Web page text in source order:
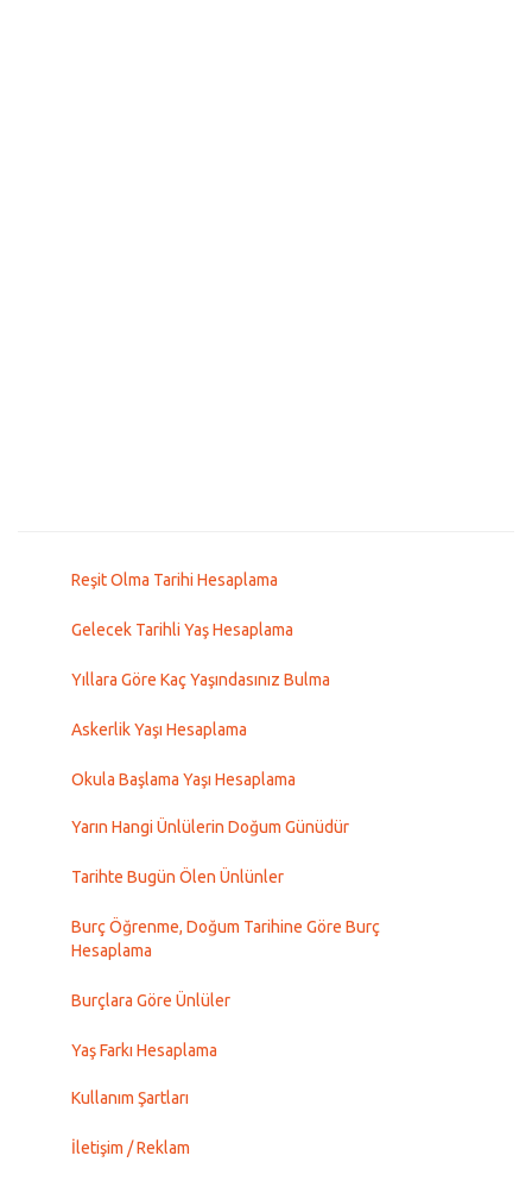
Reşit Olma Tarihi Hesaplama
Gelecek Tarihli Yaş Hesaplama
Yıllara Göre Kaç Yaşındasınız Bulma
Askerlik Yaşı Hesaplama
Okula Başlama Yaşı Hesaplama
Yarın Hangi Ünlülerin Doğum Günüdür
Tarihte Bugün Ölen Ünlünler
Burç Öğrenme, Doğum Tarihine Göre Burç
Hesaplama
Burçlara Göre Ünlüler
Yaş Farkı Hesaplama
Kullanım Şartları
İletişim / Reklam